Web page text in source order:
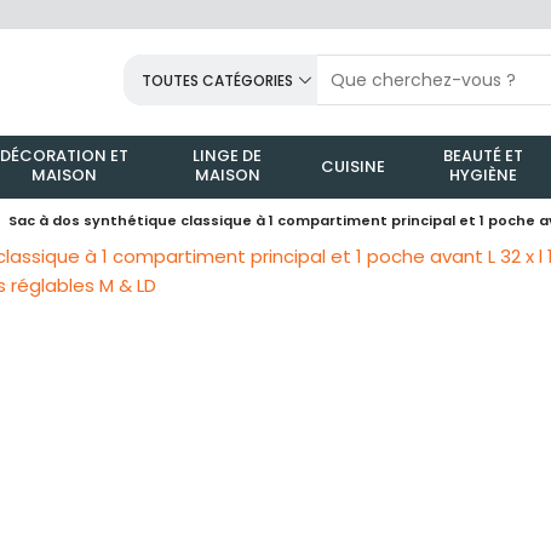
TOUTES CATÉGORIES
DÉCORATION ET
MAISON
LINGE DE
MAISON
CUISINE
BEAUTÉ ET
HYGIÈNE
Sac à dos synthétique classique à 1 compartiment principal et 1 poche